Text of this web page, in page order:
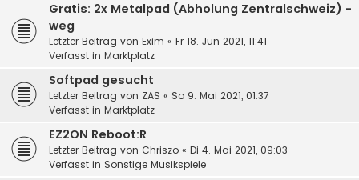
Gratis: 2x Metalpad (Abholung Zentralschweiz) -
weg
Letzter Beitrag von Exim « Fr 18. Jun 2021, 11:41
Verfasst in Marktplatz
Softpad gesucht
Letzter Beitrag von ZAS « So 9. Mai 2021, 01:37
Verfasst in Marktplatz
EZ2ON Reboot:R
Letzter Beitrag von Chriszo « Di 4. Mai 2021, 09:03
Verfasst in Sonstige Musikspiele